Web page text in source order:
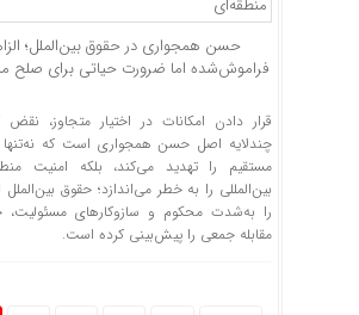
حسن همجواری در حقوق بین‌الملل؛
فراموش‌شده اما ضرورت حیاتی برای صلح
قرار دادن امکانات در اختیار متجاوز، نقض
چندلایه اصل حسن همجواری است که نه‌تنها
مستقیم را تهدید می‌کند، بلکه امنیت
بین‌المللی را به خطر می‌اندازد؛ حقوق
را به‌شدت محکوم و سازوکار‌های مسئولیت،
مقابله جمعی را پیش‌بینی کرده است.